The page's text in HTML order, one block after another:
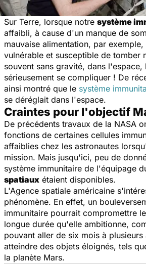
Sur Terre, lorsque notre système
affaibli, à cause d'un manque de
mauvaise alimentation, par
vulnérable et susceptible de tomber
souvent sans gravité, dans
sérieusement se compliquer ! De
ainsi montré que le système
se déréglait dans l'espace.
Craintes pour l'objectif
De précédents travaux de la NASA
fonctions de certaines cellules
affaiblies chez les astronautes
mission. Mais jusqu'ici, peu de
système immunitaire de l'équipage
spatiaux étaient disponibles.
L'Agence spatiale américaine
phénomène. En effet, un
immunitaire pourrait compromettre
longue durée qu'elle ambitionne,
pouvant aller de six mois à plusieurs
atteindre des objets éloignés, tels
la planète Mars.